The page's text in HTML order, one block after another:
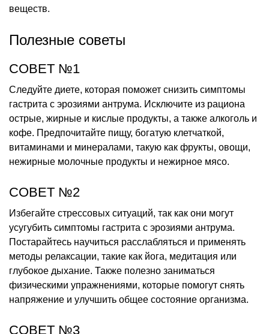
веществ.
Полезные советы
СОВЕТ №1
Следуйте диете, которая поможет снизить симптомы
гастрита с эрозиями антрума. Исключите из рациона
острые, жирные и кислые продукты, а также алкоголь и
кофе. Предпочитайте пищу, богатую клетчаткой,
витаминами и минералами, такую как фрукты, овощи,
нежирные молочные продукты и нежирное мясо.
СОВЕТ №2
Избегайте стрессовых ситуаций, так как они могут
усугубить симптомы гастрита с эрозиями антрума.
Постарайтесь научиться расслабляться и применять
методы релаксации, такие как йога, медитация или
глубокое дыхание. Также полезно заниматься
физическими упражнениями, которые помогут снять
напряжение и улучшить общее состояние организма.
СОВЕТ №3